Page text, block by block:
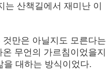
산책길에서 재미난 이
만은 아닐지도 모른다는
무언의 가르침이었을지
을 대하는 방식이었다.